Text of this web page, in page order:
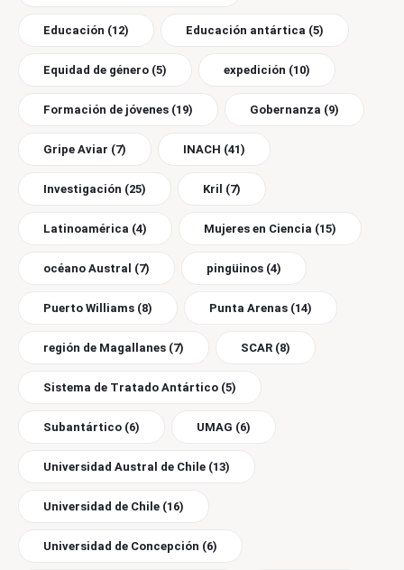
Educación (12) Educación antártica (5)
Equidad de género (5) expedición (10)
Formación de jóvenes (19) Gobernanza (9)
Gripe Aviar (7) INACH (41)
Investigación (25) Kril (7)
Latinoamérica (4) Mujeres en Ciencia (15)
océano Austral (7) pingüinos (4)
Puerto Williams (8) Punta Arenas (14)
región de Magallanes (7) SCAR (8)
Sistema de Tratado Antártico (5)
Subantártico (6) UMAG (6)
Universidad Austral de Chile (13)
Universidad de Chile (16)
Universidad de Concepción (6)